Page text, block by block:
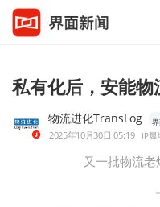
私有化后，安能物
物流进化TransLog
2025年10月30日 05:19 IP属
又一批物流老